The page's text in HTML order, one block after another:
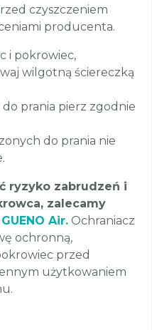
czyszczeniem
producenta.
i pokrowiec,
wilgotną ściereczką
prania pierz zgodnie
do prania nie
ryzyko zabrudzeń i
zalecamy
Air. Ochraniacz
ochronną,
przed
użytkowaniem